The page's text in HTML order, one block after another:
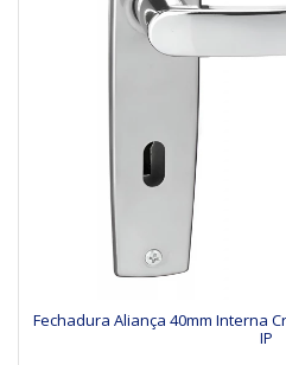
Fechadura Aliança 40mm Interna
IP